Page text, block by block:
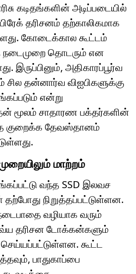
கடிதங்களின் அடிப்படையில்
தரிசனம் தற்காலிகமாக
கோடைக்கால கூட்டம்
நடைமுறை தொடரும் என
இருப்பினும், அதிகாரப்பூர்வ
சில தன்னார்வ விஐபிகளுக்கு
என்று
மூலம் சாதாரண பக்தர்களின்
குறைக்க தேவஸ்தானம்
மாற்றம்
வந்த SSD இலவச
நிறுத்தப்பட்டுள்ளன.
வழியாக வரும்
தரிசன டோக்கன்களும்
செய்யப்பட்டுள்ளன. கூட்ட
பாதுகாப்பை